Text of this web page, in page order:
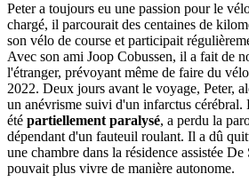
Peter a toujours eu une passion pour le
chargé, il parcourait des centaines de
son vélo de course et participait
Avec son ami Joop Cobussen, il a fait de
l'étranger, prévoyant même de faire du
2022. Deux jours avant le voyage, Peter,
un anévrisme suivi d'un infarctus cérébral.
été partiellement paralysé, a perdu la
dépendant d'un fauteuil roulant. Il a dû
une chambre dans la résidence assistée
pouvait plus vivre de manière autonome.